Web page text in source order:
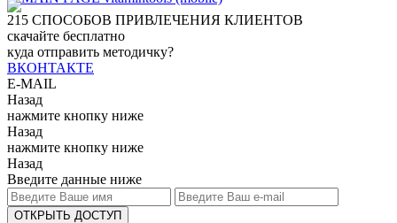
215 СПОСОБОВ ПРИВЛЕЧЕНИЯ КЛИЕНТОВ
скачайте бесплатно
куда отправить методичку?
ВКОНТАКТЕ
E-MAIL
Назад
нажмите кнопку ниже
Назад
нажмите кнопку ниже
Назад
Введите данные ниже
ОТКРЫТЬ ДОСТУП